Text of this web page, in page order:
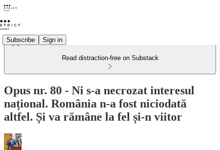
Subscribe Sign in
Read distraction-free on Substack
Opus nr. 80 - Ni s-a necrozat interesul
național. România n-a fost niciodată
altfel. Și va rămâne la fel și-n viitor